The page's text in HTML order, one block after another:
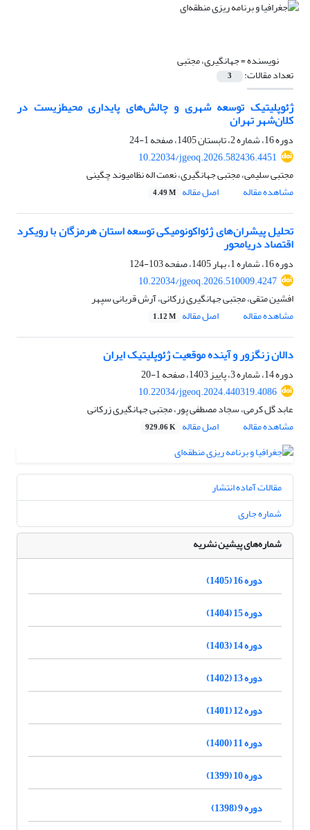
نویسنده =جهانگیری، مجتبی
تعداد مقالات: 3
ژئوپلیتیک توسعه شهری و چالش‌های پایداری محیط‌زیست در
کلان‌شهر تهران
دوره 16، شماره 2، تابستان 1405، صفحه
1-24
10.22034/jgeoq.2026.582436.4451
مجتبی سلیمی، مجتبی جهانگیری، نعمت اله نظامیوند چگینی
مشاهده مقاله
اصل مقاله 4.49 M
تحلیل پیشران‌های ژئواکونومیکی توسعه استان هرمزگان با رویکرد
اقتصاد دریامحور
دوره 16، شماره 1، بهار 1405، صفحه
103-124
10.22034/jgeoq.2026.510009.4247
افشین متقی، مجتبی جهانگیری زرکانی، آرش قربانی سپهر
مشاهده مقاله
اصل مقاله 1.12 M
دالان زنگزور و آینده موقعیت ژئوپلیتیک ایران
دوره 14، شماره 3، پاییز 1403، صفحه
1-20
10.22034/jgeoq.2024.440319.4086
عابد گل کرمی، سجاد مصطفی پور، مجتبی جهانگیری زرکانی
مشاهده مقاله
اصل مقاله 929.06 K
مقالات آماده انتشار
شماره جاری
شماره‌های پیشین نشریه
دوره 16 (1405)
دوره 15 (1404)
دوره 14 (1403)
دوره 13 (1402)
دوره 12 (1401)
دوره 11 (1400)
دوره 10 (1399)
دوره 9 (1398)